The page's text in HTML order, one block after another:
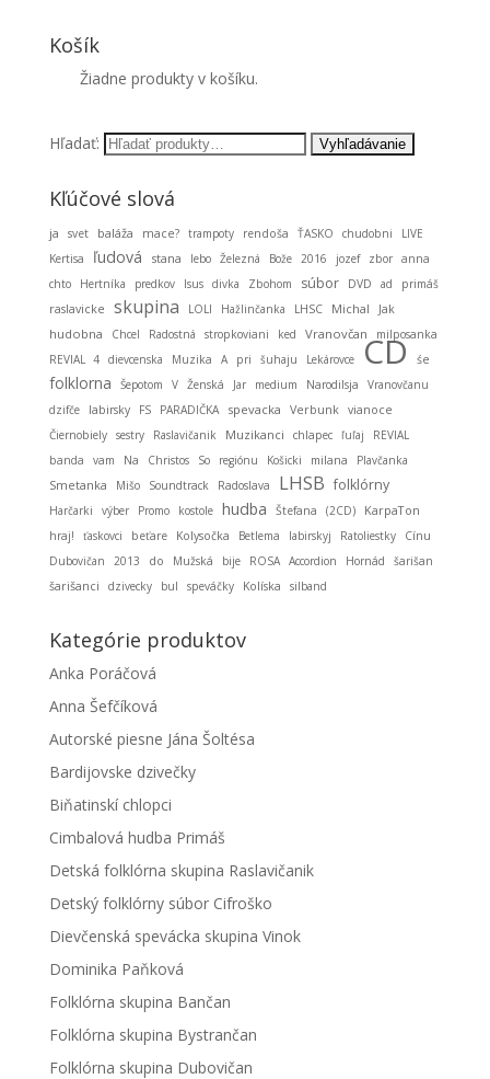
Košík
Žiadne produkty v košíku.
Hľadať:
Kľúčové slová
ja svet baláža mace? trampoty rendoša ŤASKO chudobni
LIVE
Kertisa
ľudová stana lebo Železná Bože 2016 jozef zbor anna
chto
Hertníka predkov Isus divka Zbohom súbor DVD ad
primáš
raslavicke
skupina LOLI Hažlinčanka LHSC Michal Jak
hudobna Chcel Radostná stropkoviani ked Vranovčan
milposanka
REVIAL 4 dievcenska Muzika A pri šuhaju Lekárovce CD śe
folklorna Šepotom V Ženská Jar medium Narodilsja
Vranovčanu
dzifče
labirsky FS PARADIČKA spevacka Verbunk vianoce
Čiernobiely sestry Raslavičanik Muzikanci chlapec ľuľaj
REVIAL
banda
vam Na Christos So regiónu Košicki milana Plavčanka
Smetanka Mišo Soundtrack Radoslava LHSB folklórny
Harčarki výber Promo kostole hudba Štefana (2CD) KarpaTon
hraj! ťaskovci beťare Kolysočka Betlema labirskyj Ratoliestky
Cínu
Dubovičan
2013 do Mužská bije ROSA Accordion Hornád
šarišan
šarišanci
dzivecky bul speváčky Kolíska silband
Kategórie produktov
Anka Poráčová
Anna Šefčíková
Autorské piesne Jána Šoltésa
Bardijovske dzivečky
Biňatinskí chlopci
Cimbalová hudba Primáš
Detská folklórna skupina Raslavičanik
Detský folklórny súbor Cifroško
Dievčenská spevácka skupina Vinok
Dominika Paňková
Folklórna skupina Bančan
Folklórna skupina Bystrančan
Folklórna skupina Dubovičan